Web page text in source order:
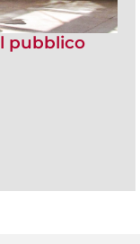
pubblico